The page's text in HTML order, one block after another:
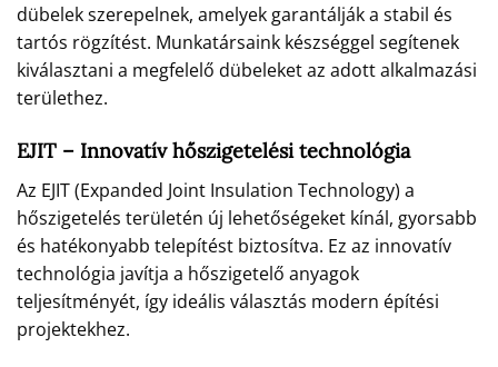
dübelek szerepelnek, amelyek garantálják a stabil és
tartós rögzítést. Munkatársaink készséggel segítenek
kiválasztani a megfelelő dübeleket az adott alkalmazási
területhez.
EJIT – Innovatív hőszigetelési technológia
Az EJIT (Expanded Joint Insulation Technology) a
hőszigetelés területén új lehetőségeket kínál, gyorsabb
és hatékonyabb telepítést biztosítva. Ez az innovatív
technológia javítja a hőszigetelő anyagok
teljesítményét, így ideális választás modern építési
projektekhez.